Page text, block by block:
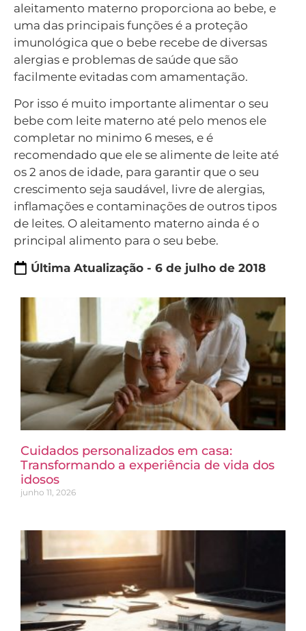
aleitamento materno proporciona ao bebe, e
uma das principais funções é a proteção
imunológica que o bebe recebe de diversas
alergias e problemas de saúde que são
facilmente evitadas com amamentação.
Por isso é muito importante alimentar o seu
bebe com leite materno até pelo menos ele
completar no minimo 6 meses, e é
recomendado que ele se alimente de leite até
os 2 anos de idade, para garantir que o seu
crescimento seja saudável, livre de alergias,
inflamações e contaminações de outros tipos
de leites. O aleitamento materno ainda é o
principal alimento para o seu bebe.
Última Atualização - 6 de julho de 2018
Cuidados personalizados em casa:
Transformando a experiência de vida dos
idosos
junho 11, 2026